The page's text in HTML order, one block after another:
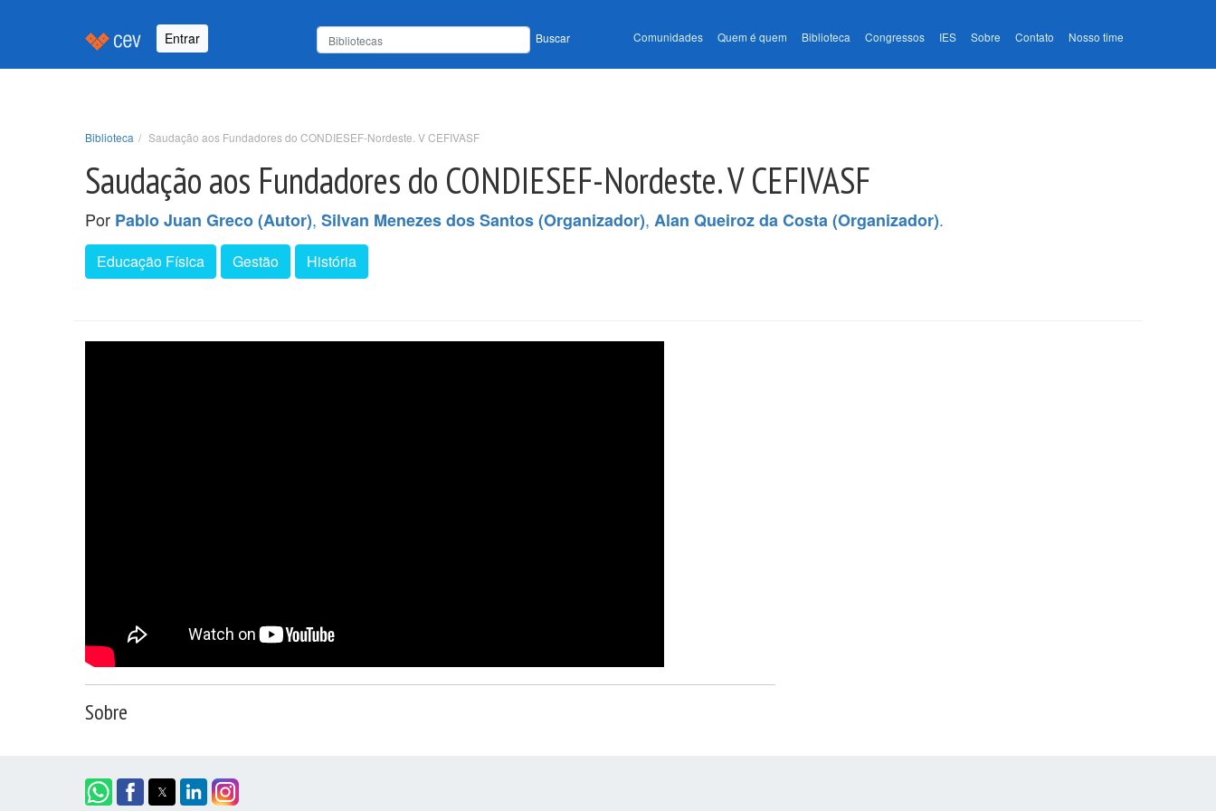
Entrar Buscar Comunidades Quem é quem Biblioteca Congressos IES Sobre Contato Nosso time
Biblioteca Saudação aos Fundadores do CONDIESEF-Nordeste. V CEFIVASF
Saudação aos Fundadores do CONDIESEF-Nordeste. V CEFIVASF
Por Pablo Juan Greco (Autor), Silvan Menezes dos Santos (Organizador), Alan Queiroz da Costa (Organizador).
Educação Física Gestão História
Sobre